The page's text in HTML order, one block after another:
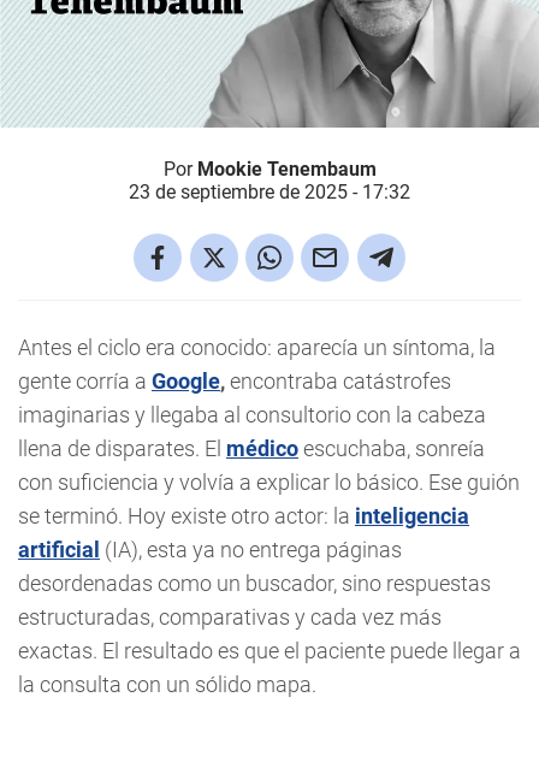
Por Mookie Tenembaum
23 de septiembre de 2025 - 17:32
Antes el ciclo era conocido: aparecía un síntoma, la
gente corría a Google,encontraba catástrofes
imaginarias y llegaba al consultorio con la cabeza
llena de disparates. El médicoescuchaba, sonreía
con suficiencia y volvía a explicar lo básico. Ese guión
se terminó. Hoy existe otro actor: la inteligencia
artificial (IA), esta ya no entrega páginas
desordenadas como un buscador, sino respuestas
estructuradas, comparativas y cada vez más
exactas. El resultado es que el paciente puede llegar a
la consulta con un sólido mapa.